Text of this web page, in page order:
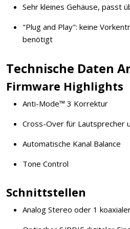
Sehr kleines Gehäuse, passt
"Plug and Play": keine
benötigt
Technische Daten
Firmware Highlights
Anti-Mode™ 3 Korrektur
Cross-Over für Lautsprecher
Automatische Kanal Balance
Tone Control
Schnittstellen
Analog Stereo oder 1